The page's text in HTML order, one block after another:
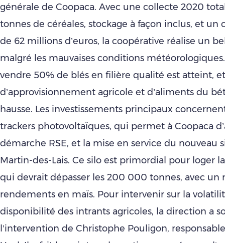
générale de Coopaca. Avec une collecte 2020
tonnes de céréales, stockage à façon inclus, et un
de 62 millions d’euros, la coopérative réalise un
malgré les mauvaises conditions
vendre 50% de blés en filière qualité est atteint,
d’approvisionnement agricole et d’aliments du
hausse. Les investissements principaux
trackers photovoltaïques, qui permet à Coopaca
démarche RSE, et la mise en service du nouveau
Martin-des-Lais. Ce silo est primordial pour loger
qui devrait dépasser les 200 000 tonnes, avec un
rendements en maïs. Pour intervenir sur la
disponibilité des intrants agricoles, la direction a
l’intervention de Christophe Pouligon,